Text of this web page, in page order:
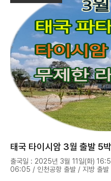
태국 타이시암 3월 출발 5
출국일 : 2025년 3월 11일(화)
06:05 / 인천공항 출발 / 지방 출발